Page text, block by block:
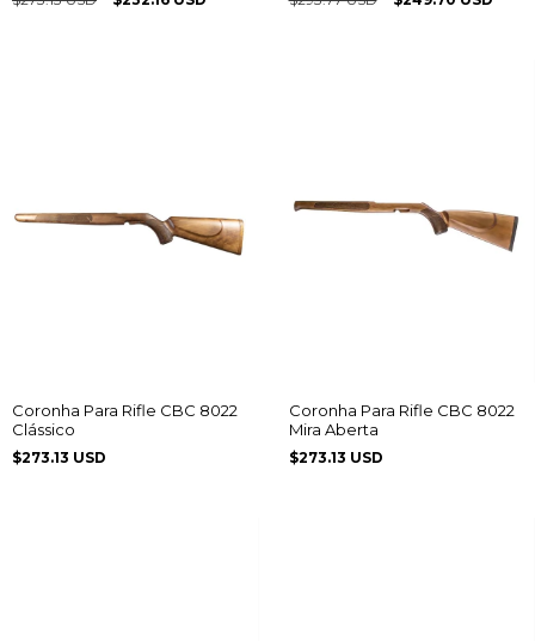
Coronha Para Rifle CBC 8022
Clássico
$273.13 USD
Coronha Para Rifle CBC 8022
Mira Aberta
$273.13 USD